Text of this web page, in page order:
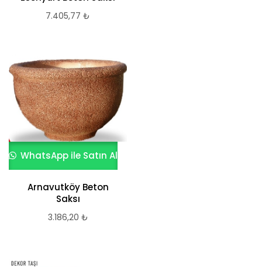
7.405,77 ₺
WhatsApp ile Satın Al
Arnavutköy Beton
Saksı
3.186,20 ₺